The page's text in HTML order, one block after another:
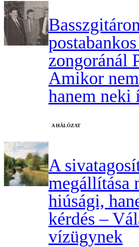
zongoránál
Amikor
hanem neki
A HÁLÓZAT
A
megállítása
hiúsági,
kérdés –
vízügynek